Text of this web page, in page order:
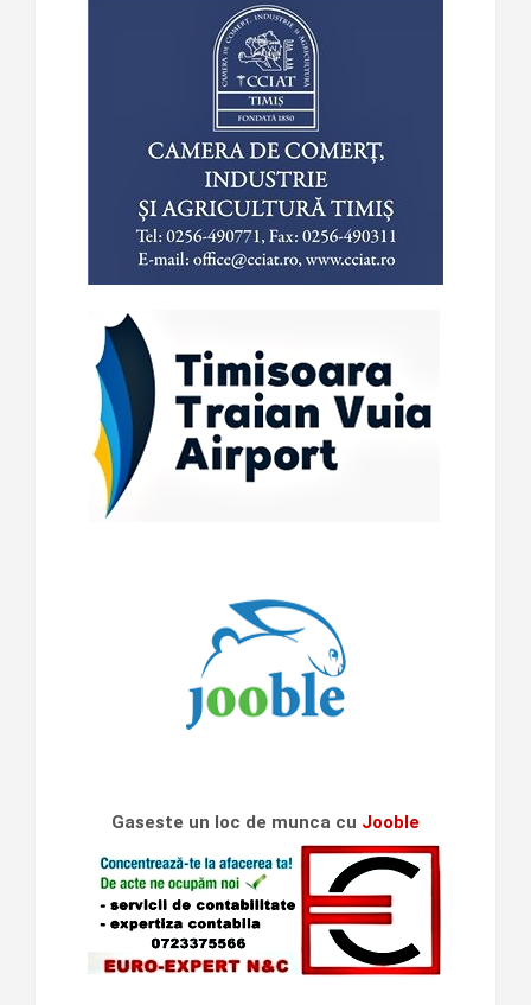
Gaseste un loc de munca cu Jooble